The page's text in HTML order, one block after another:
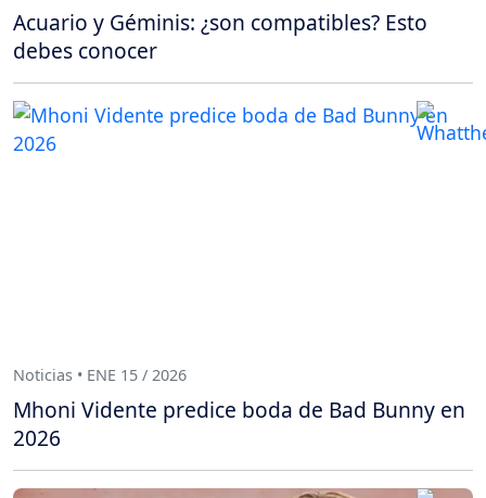
Acuario y Géminis: ¿son compatibles? Esto
debes conocer
Noticias • ENE 15 / 2026
Mhoni Vidente predice boda de Bad Bunny en
2026